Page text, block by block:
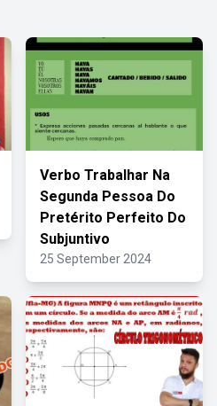
Verbo Trabalhar Na
Segunda Pessoa Do
Pretérito Perfeito Do
Subjuntivo
25 September 2024